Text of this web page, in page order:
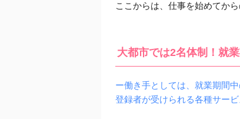
ここからは、仕事を始めてか
大都市では2名体制！就
ー働き手としては、就業期間
登録者が受けられる各種サー